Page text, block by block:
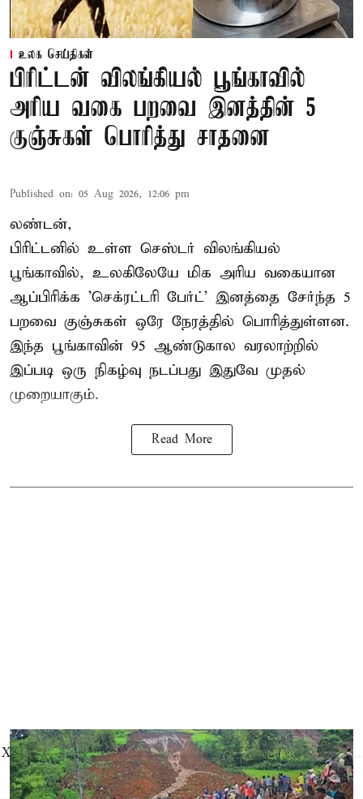
உலக செய்திகள்
பிரிட்டன் விலங்கியல் பூங்காவில்
அரிய வகை பறவை இனத்தின் 5
குஞ்சுகள் பொரித்து சாதனை
Published on: 05 Aug 2026, 12:06 pm
லண்டன்,
பிரிட்டனில் உள்ள செஸ்டர் விலங்கியல்
பூங்காவில், உலகிலேயே மிக அரிய வகையான
ஆப்பிரிக்க 'செக்ரட்டரி பேர்ட்' இனத்தை சேர்ந்த 5
பறவை குஞ்சுகள் ஒரே நேரத்தில் பொரித்துள்ளன.
இந்த பூங்காவின் 95 ஆண்டுகால வரலாற்றில்
இப்படி ஒரு நிகழ்வு நடப்பது இதுவே முதல்
முறையாகும்.
Read More
X